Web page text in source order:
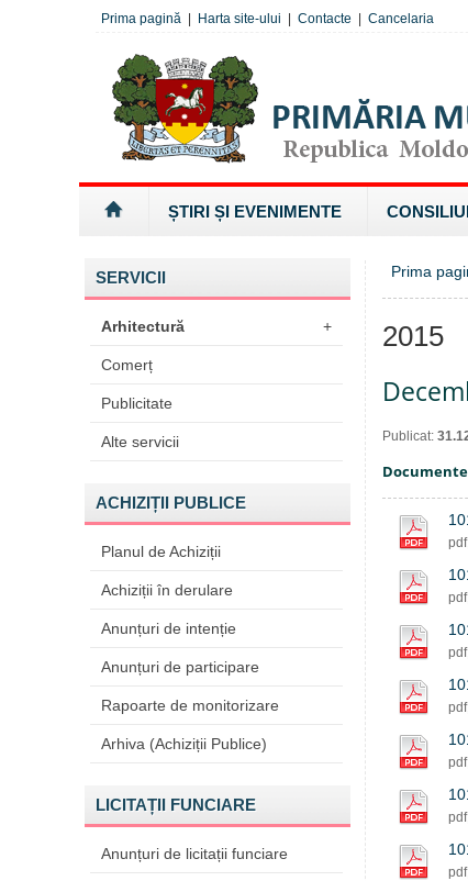
Prima pagină Harta site-ului Contacte Cancelaria
ȘTIRI ȘI EVENIMENTE
SERVICII
Arhitectură +
Comerț
Publicitate
Alte servicii
ACHIZIȚII PUBLICE
Planul de Achiziții
Achiziții în derulare
Anunțuri de intenție
Anunțuri de participare
Rapoarte de monitorizare
Arhiva (Achiziții Publice)
LICITAȚII FUNCIARE
Anunțuri de licitații funciare
Prima
2015
Publicat: